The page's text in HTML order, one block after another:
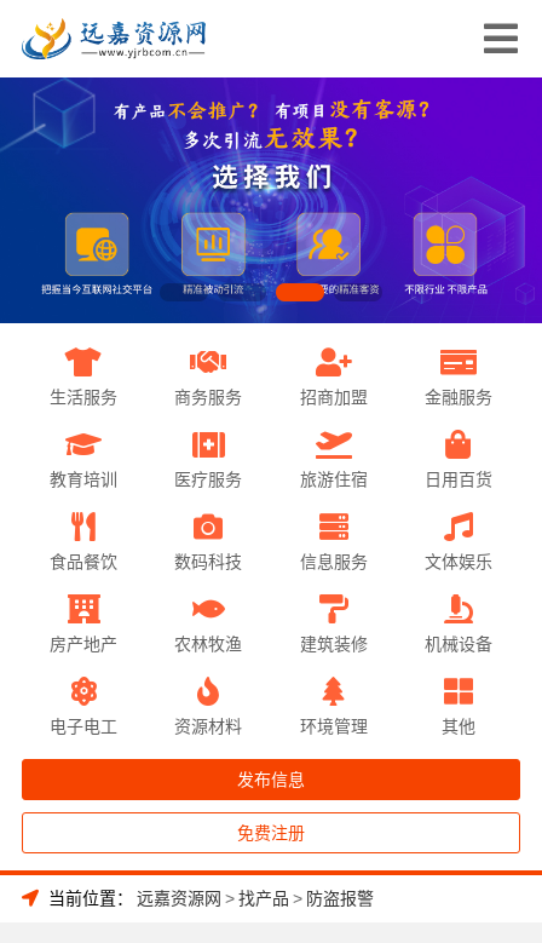
生活服务 商务服务 招商加盟 金融服务
教育培训 医疗服务 旅游住宿 日用百货
食品餐饮 数码科技 信息服务 文体娱乐
房产地产 农林牧渔 建筑装修 机械设备
电子电工 资源材料 环境管理 其他
发布信息
免费注册
当前位置： 远嘉资源网 >找产品 > 防盗报警